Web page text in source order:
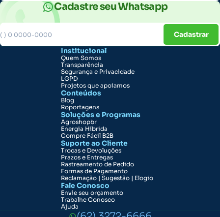
Cadastre seu Whatsapp
Cadastrar
Institucional
Quem Somos
Transparência
Segurança e Privacidade
LGPD
Projetos que apoiamos
Conteúdos
Blog
Roportagens
Soluções e Programas
Agroshopbr
Energia Híbrida
Compre Fácil B2B
Suporte ao Cliente
Trocas e Devoluções
Prazos e Entregas
Rastreamento de Pedido
Formas de Pagamento
Reclamação | Sugestão | Elogio
Fale Conosco
Envie seu orçamento
Trabalhe Conosco
Ajuda